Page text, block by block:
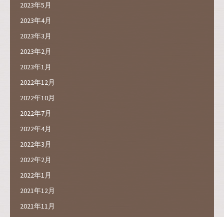
2023年5月
2023年4月
2023年3月
2023年2月
2023年1月
2022年12月
2022年10月
2022年7月
2022年4月
2022年3月
2022年2月
2022年1月
2021年12月
2021年11月